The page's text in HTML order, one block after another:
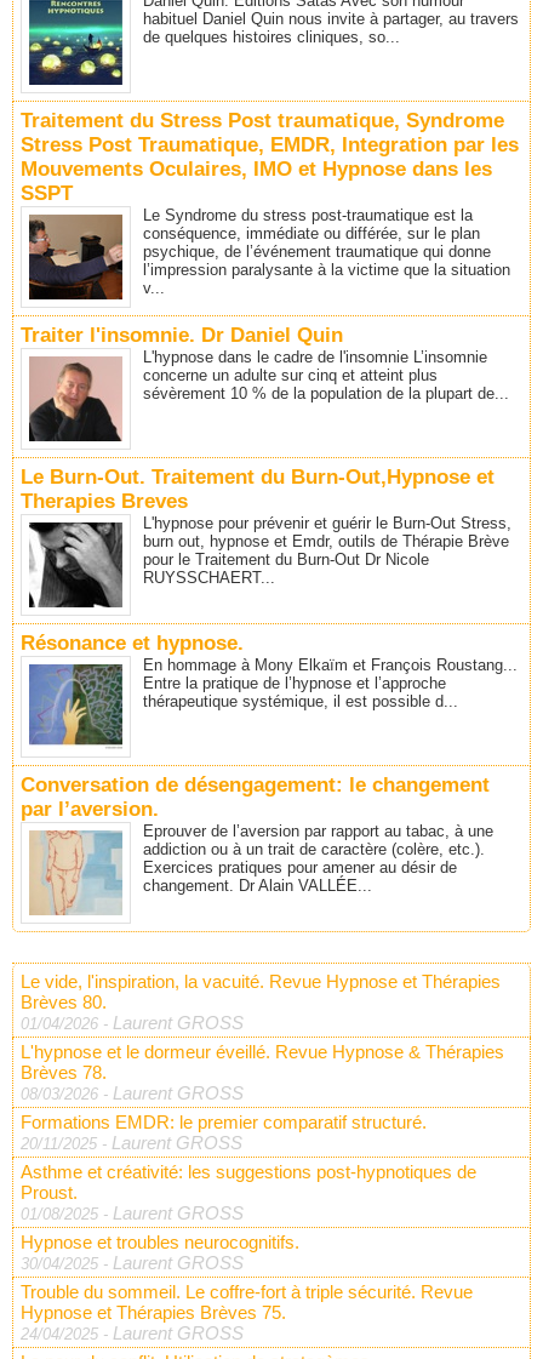
habituel Daniel Quin nous invite à partager, au travers
de quelques histoires cliniques, so...
Traitement du Stress Post traumatique, Syndrome
Stress Post Traumatique, EMDR, Integration par les
Mouvements Oculaires, IMO et Hypnose dans les
SSPT
Le Syndrome du stress post-traumatique est la
conséquence, immédiate ou différée, sur le plan
psychique, de l’événement traumatique qui donne
l’impression paralysante à la victime que la situation
v...
Traiter l'insomnie. Dr Daniel Quin
L'hypnose dans le cadre de l'insomnie L’insomnie
concerne un adulte sur cinq et atteint plus
sévèrement 10 % de la population de la plupart de...
Le Burn-Out. Traitement du Burn-Out,Hypnose et
Therapies Breves
L'hypnose pour prévenir et guérir le Burn-Out Stress,
burn out, hypnose et Emdr, outils de Thérapie Brève
pour le Traitement du Burn-Out Dr Nicole
RUYSSCHAERT...
Résonance et hypnose.
En hommage à Mony Elkaïm et François Roustang...
Entre la pratique de l’hypnose et l’approche
thérapeutique systémique, il est possible d...
Conversation de désengagement: le changement
par l’aversion.
Eprouver de l’aversion par rapport au tabac, à une
addiction ou à un trait de caractère (colère, etc.).
Exercices pratiques pour amener au désir de
changement. Dr Alain VALLÉE...
Le vide, l'inspiration, la vacuité. Revue Hypnose et Thérapies
Brèves 80.
01/04/2026 - Laurent GROSS
L'hypnose et le dormeur éveillé. Revue Hypnose & Thérapies
Brèves 78.
08/03/2026 - Laurent GROSS
Formations EMDR: le premier comparatif structuré.
20/11/2025 - Laurent GROSS
Asthme et créativité: les suggestions post-hypnotiques de
Proust.
01/08/2025 - Laurent GROSS
Hypnose et troubles neurocognitifs.
30/04/2025 - Laurent GROSS
Trouble du sommeil. Le coffre-fort à triple sécurité. Revue
Hypnose et Thérapies Brèves 75.
24/04/2025 - Laurent GROSS